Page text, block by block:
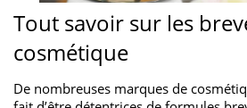
Tout savoir sur les
cosmétique
De nombreuses marques de